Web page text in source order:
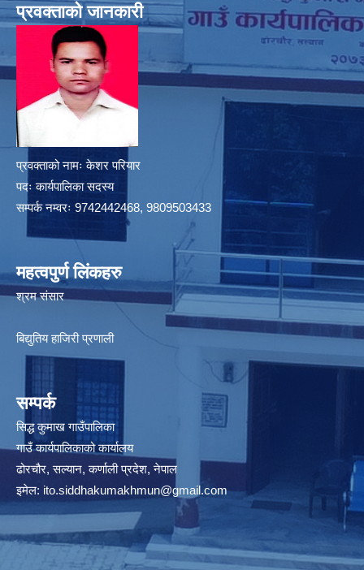
प्रवक्ताको जानकारी
प्रवक्ताको नामः केशर परियार
पदः कार्यपालिका सदस्य
सम्पर्क नम्वरः 9742442468, 9809503433
महत्वपुर्ण लिंकहरु
श्रम संसार
बिद्युतिय हाजिरी प्रणाली
सम्पर्क
सिद्ध कुमाख गाउँपालिका
गाउँ कार्यपालिकाको कार्यालय
ढोरचौर, सल्यान, कर्णाली प्रदेश, नेपाल
इमेल: ito.siddhakumakhmun@gmail.com